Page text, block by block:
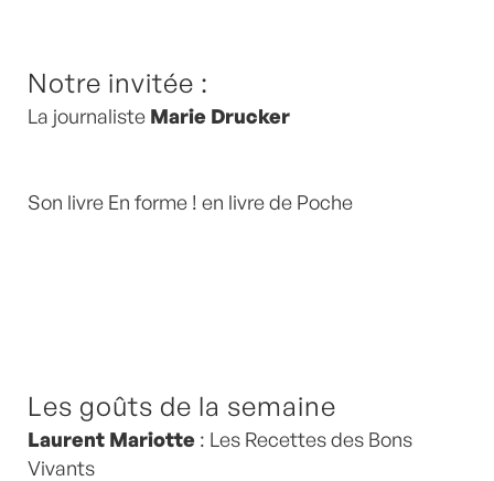
Notre invitée :
La journaliste Marie Drucker
Son livre En forme ! en livre de Poche
Les goûts de la semaine
Laurent Mariotte : Les Recettes des Bons
Vivants